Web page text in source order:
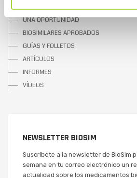
¿QUÉ SON?
UNA OPORTUNIDAD
BIOSIMILARES APROBADOS
GUÍAS Y FOLLETOS
ARTÍCULOS
INFORMES
VÍDEOS
NEWSLETTER BIOSIM
Suscríbete a la newsletter de BioSim
semana en tu correo electrónico un
actualidad sobre los medicamentos